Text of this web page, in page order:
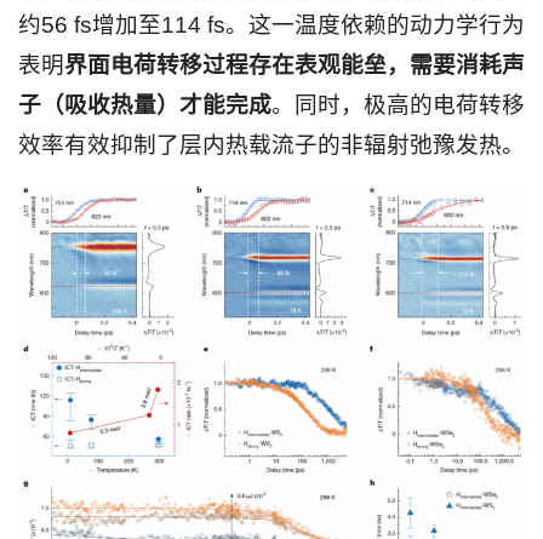
约56 fs增加至114 fs。这一温度依赖的动力学行为
表明界面电荷转移过程存在表观能垒，需要消耗声
子（吸收热量）才能完成。同时，极高的电荷转移
效率有效抑制了层内热载流子的非辐射弛豫发热。